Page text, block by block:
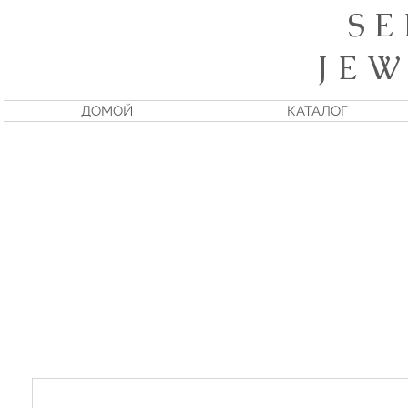
S
J E
ДОМОЙ КАТАЛОГ